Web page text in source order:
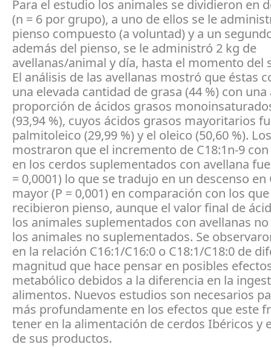
Para el estudio los animales se dividieron en
(n = 6 por grupo), a uno de ellos se le
pienso compuesto (a voluntad) y a un
además del pienso, se le administró 2 kg de
avellanas/animal y día, hasta el momento del
El análisis de las avellanas mostró que éstas
una elevada cantidad de grasa (44 %) con una
proporción de ácidos grasos
(93,94 %), cuyos ácidos grasos mayoritarios
palmitoleico (29,99 %) y el oleico (50,60 %).
mostraron que el incremento de C18:1n-9
en los cerdos suplementados con avellana
= 0,0001) lo que se tradujo en un descenso en
mayor (P = 0,001) en comparación con los
recibieron pienso, aunque el valor final de
los animales suplementados con avellanas
los animales no suplementados. Se
en la relación C16:1/C16:0 o C18:1/C18:0 de
magnitud que hace pensar en posibles
metabólico debidos a la diferencia en la
alimentos. Nuevos estudios son necesarios
más profundamente en los efectos que este
tener en la alimentación de cerdos Ibéricos y
de sus productos.